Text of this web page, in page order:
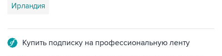
Ирландия
Купить подписку на профессиональную ленту